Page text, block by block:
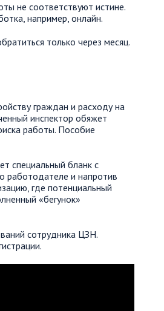
не соответствуют истине.
например, онлайн.
только через месяц.
граждан и расходу на
инспектор обяжет
работы. Пособие
специальный бланк с
работодателе и напротив
где потенциальный
«бегунок»
сотрудника ЦЗН.